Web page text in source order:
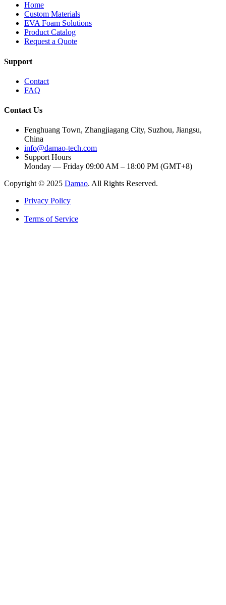
Home
Custom Materials
EVA Foam Solutions
Product Catalog
Request a Quote
Support
Contact
FAQ
Contact Us
Fenghuang Town, Zhangjiagang City, Suzhou, Jiangsu,
China
info@damao-tech.com
Support Hours
Monday — Friday 09:00 AM – 18:00 PM (GMT+8)
Copyright © 2025 Damao. All Rights Reserved.
Privacy Policy
Terms of Service